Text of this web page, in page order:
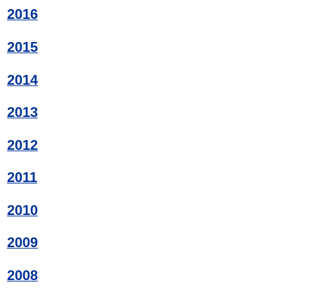
2016
2015
2014
2013
2012
2011
2010
2009
2008